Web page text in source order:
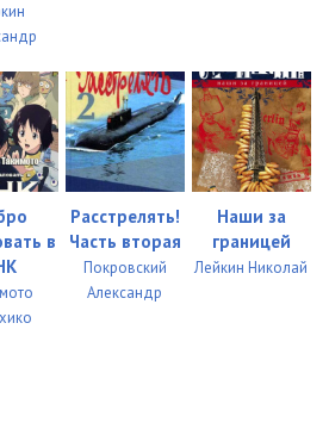
в
Расстрелять!
Часть вторая
Покровский
Александр
Наши за
границей
Лейкин Николай